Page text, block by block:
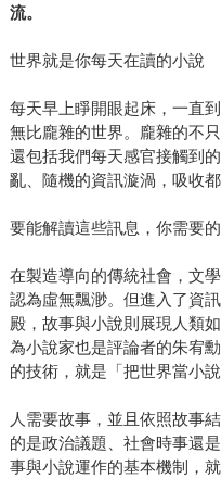
流。
世界就是你每天在讀的小說
每天早上睜開眼起床，一直
無比龐雜的世界。龐雜的不
還包括我們每天感官接觸到
亂、隨機的資訊漩渦，吸收
要能解讀這些訊息，你需要
在製造導向的傳統社會，文
認為虛無飄渺。但進入了資
殿，故事與小說則展現人類
為小說家也是評論者的朱宥
的技術，就是「把世界當小說
人需要故事，並且依照故事
的是政治議題、社會時事還
事與小說運作的基本機制，